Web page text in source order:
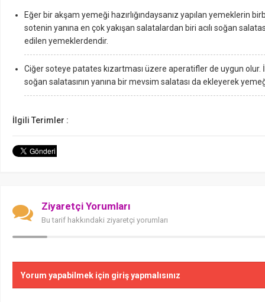
Eğer bir akşam yemeği hazırlığındaysanız yapılan yemeklerin
sotenin yanına en çok yakışan salatalardan biri acılı soğan
edilen yemeklerdendir.
Ciğer soteye patates kızartması üzere aperatifler de uygun
soğan salatasının yanına bir mevsim salatası da ekleyerek
İlgili Terimler :
Ziyaretçi Yorumları
Bu tarif hakkındaki ziyaretçi yorumları
Yorum yapabilmek için giriş yapmalısınız